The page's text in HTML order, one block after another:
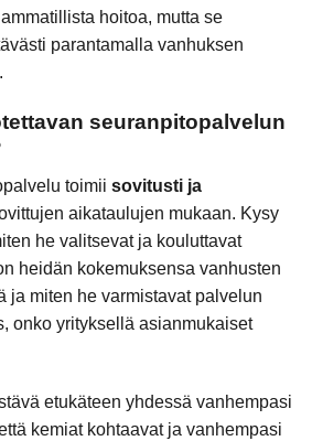
hoitoa, mutta se
parantamalla vanhuksen
seuranpitopalvelun
toimii sovitusti ja
aikataulujen mukaan. Kysy
he valitsevat ja kouluttavat
heidän kokemuksensa vanhusten
ja miten he varmistavat palvelun
onko yrityksellä asianmukaiset
etukäteen yhdessä vanhempasi
kemiat kohtaavat ja vanhempasi